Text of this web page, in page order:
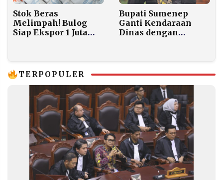
Stok Beras
Melimpah! Bulog
Siap Ekspor 1 Juta
Bupati Sumenep
Ganti Kendaraan
Dinas dengan
TERPOPULER